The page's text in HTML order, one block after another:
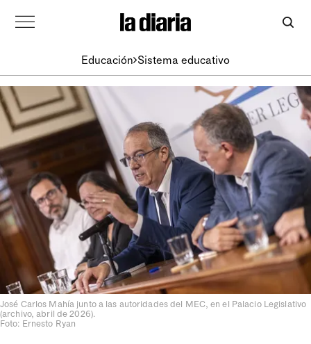
Educación Sistema educativo
José Carlos Mahía junto a las autoridades del MEC, en el Palacio Legislativo
(archivo, abril de 2026).
Foto: Ernesto Ryan